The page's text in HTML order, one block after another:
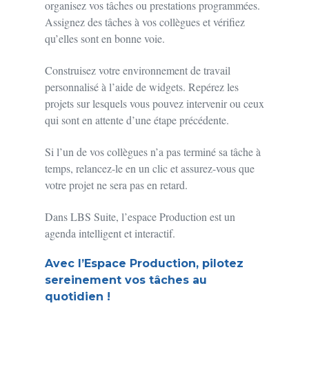
organisez vos tâches ou prestations programmées.
Assignez des tâches à vos collègues et vérifiez
qu’elles sont en bonne voie.
Construisez votre environnement de travail
personnalisé à l’aide de widgets. Repérez les
projets sur lesquels vous pouvez intervenir ou ceux
qui sont en attente d’une étape précédente.
Si l’un de vos collègues n’a pas terminé sa tâche à
temps, relancez-le en un clic et assurez-vous que
votre projet ne sera pas en retard.
Dans LBS Suite, l’espace Production est un
agenda intelligent et interactif.
Avec l’Espace Production, pilotez
sereinement vos tâches au
quotidien !